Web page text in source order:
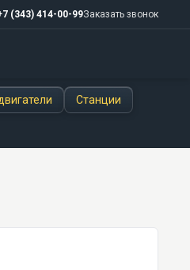
(343) 414-00-99Заказать звонок
Станции